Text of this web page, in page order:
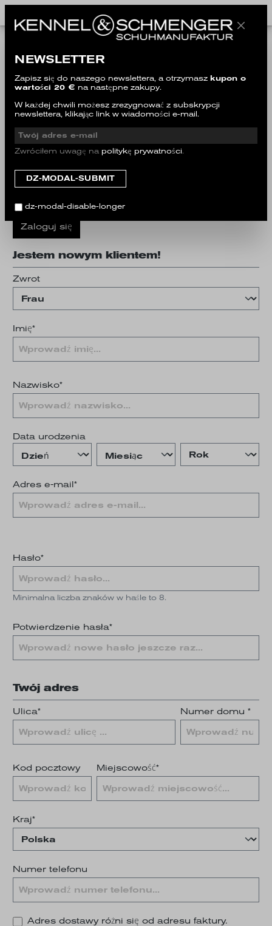
Już jestem klientem!
Twój adres e-mail
Twoje hasło
Zaloguj się
Jestem nowym klientem!
Zwrot
Imię*
Nazwisko*
Data urodzenia
Adres e-mail*
Hasło*
Minimalna liczba znaków w haśle to 8.
Potwierdzenie hasła*
Twój adres
Ulica* Numer domu *
Kod pocztowy Miejscowość*
Kraj*
Numer telefonu
Adres dostawy różni się od adresu faktury.
NEWSLETTER
Zapisz się do naszego newslettera, a otrzymasz kupon o
wartości 20 € na następne zakupy.
W każdej chwili możesz zrezygnować z subskrypcji
newslettera, klikając link w wiadomości e-mail.
Zwróciłem uwagę na politykę prywatności.
dz-modal-disable-longer